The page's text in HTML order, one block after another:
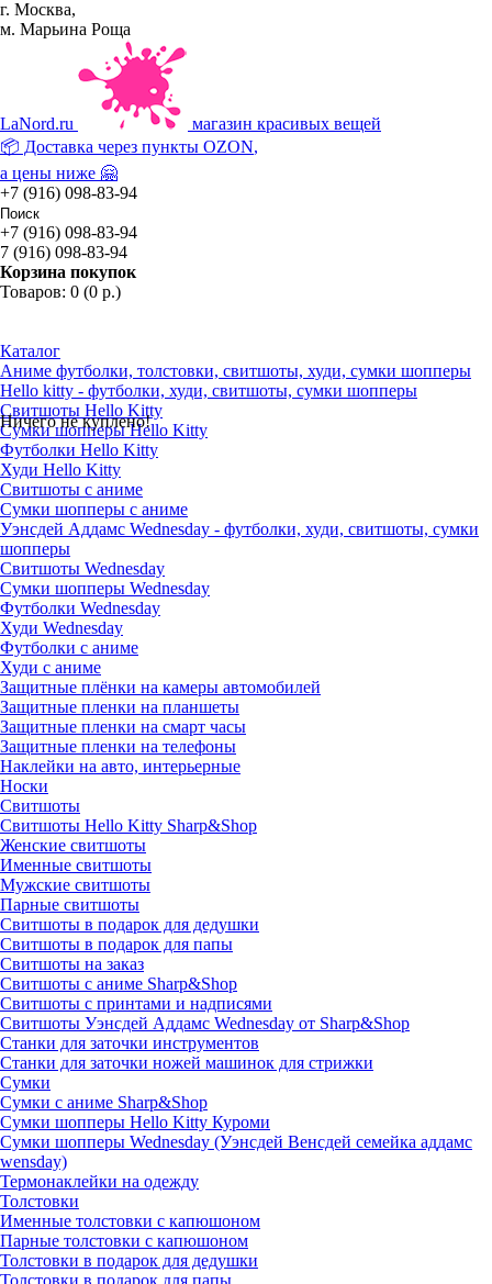
г. Москва,
м. Марьина Роща
LaNord.ru
магазин красивых вещей
📦 Доставка через пункты OZON,
а цены ниже 🤗
+7 (916) 098-83-94
+7 (916) 098-83-94
7 (916) 098-83-94
Корзина покупок
Товаров: 0 (0 р.)
Ничего не куплено!
Каталог
Аниме футболки, толстовки, свитшоты, худи, сумки шопперы
Hello kitty - футболки, худи, свитшоты, сумки шопперы
Свитшоты Hello Kitty
Сумки шопперы Hello Kitty
Футболки Hello Kitty
Худи Hello Kitty
Свитшоты с аниме
Сумки шопперы с аниме
Уэнсдей Аддамс Wednesday - футболки, худи, свитшоты, сумки
шопперы
Свитшоты Wednesday
Сумки шопперы Wednesday
Футболки Wednesday
Худи Wednesday
Футболки с аниме
Худи с аниме
Защитные плёнки на камеры автомобилей
Защитные пленки на планшеты
Защитные пленки на смарт часы
Защитные пленки на телефоны
Наклейки на авто, интерьерные
Носки
Свитшоты
Cвитшоты Hello Kitty Sharp&Shop
Женские свитшоты
Именные свитшоты
Мужские свитшоты
Парные свитшоты
Свитшоты в подарок для дедушки
Свитшоты в подарок для папы
Свитшоты на заказ
Свитшоты с аниме Sharp&Shop
Свитшоты с принтами и надписями
Свитшоты Уэнсдей Аддамс Wednesday от Sharp&Shop
Станки для заточки инструментов
Станки для заточки ножей машинок для стрижки
Сумки
Сумки с аниме Sharp&Shop
Сумки шопперы Hello Kitty Куроми
Сумки шопперы Wednesday (Уэнсдей Венсдей семейка аддамс
wensday)
Термонаклейки на одежду
Толстовки
Именные толстовки с капюшоном
Парные толстовки с капюшоном
Толстовки в подарок для дедушки
Толстовки в подарок для папы